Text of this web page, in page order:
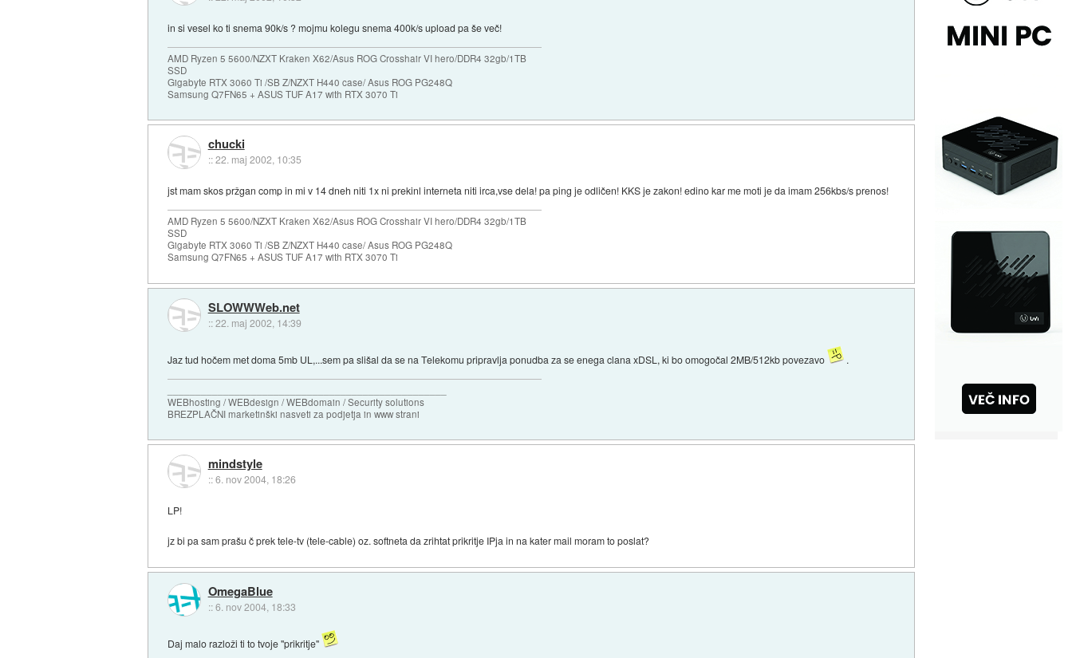
in si vesel ko ti snema 90k/s ? mojmu kolegu snema 400k/s upload pa še več!
AMD Ryzen 5 5600/NZXT Kraken X62/Asus ROG Crosshair VI hero/DDR4 32gb/1TB
SSD
Gigabyte RTX 3060 Ti /SB Z/NZXT H440 case/ Asus ROG PG248Q
Samsung Q7FN65 + ASUS TUF A17 with RTX 3070 Ti
chucki
::22. maj 2002, 10:35
jst mam skos pržgan comp in mi v 14 dneh niti 1x ni prekinl interneta niti irca,vse dela! pa ping je odličen! KKS je zakon! edino kar me moti je da imam 256kbs/s prenos!
AMD Ryzen 5 5600/NZXT Kraken X62/Asus ROG Crosshair VI hero/DDR4 32gb/1TB
SSD
Gigabyte RTX 3060 Ti /SB Z/NZXT H440 case/ Asus ROG PG248Q
Samsung Q7FN65 + ASUS TUF A17 with RTX 3070 Ti
SLOWWWeb.net
::22. maj 2002, 14:39
Jaz tud hočem met doma 5mb UL,...sem pa slišal da se na Telekomu pripravlja ponudba za se enega clana xDSL, ki bo omogočal 2MB/512kb povezavo .
WEBhosting / WEBdesign / WEBdomain / Security solutions
BREZPLAČNI marketinški nasveti za podjetja in www strani
mindstyle
::6. nov 2004, 18:26
LP!
jz bi pa sam prašu č prek tele-tv (tele-cable) oz. softneta da zrihtat prikritje IPja in na kater mail moram to poslat?
OmegaBlue
::6. nov 2004, 18:33
Daj malo razloži ti to tvoje "prikritje"